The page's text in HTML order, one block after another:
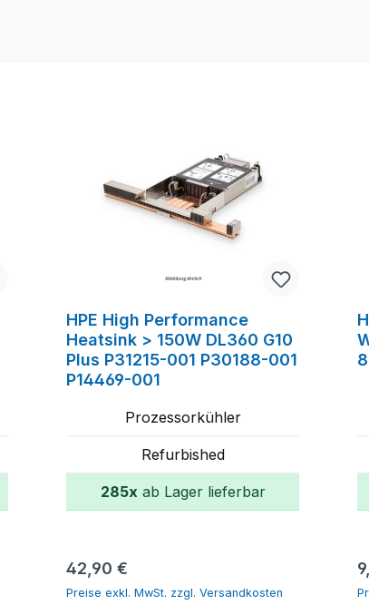
HPE High Performance
Heatsink > 150W DL360 G10
Plus P31215-001 P30188-001
P14469-001
Prozessorkühler
Refurbished
285x ab Lager lieferbar
Regulärer Preis:
42,90 €
Preise exkl. MwSt. zzgl. Versandkosten